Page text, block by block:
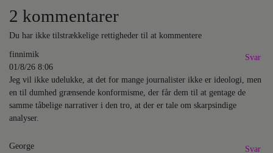
2 kommentarer
Du har ikke tilstrækkelige rettigheder til at kommentere
finnimik
01/8/26 8:06
Jeg vil ikke udelukke, at det for mange journalister ikke er ideologi, men
en til dumhed grænsende konformisme, der får dem til at gentage de
samme tåbelige narrativer i den tro, at der er tale om skarpsindige
analyser.
Svar
George
Svar